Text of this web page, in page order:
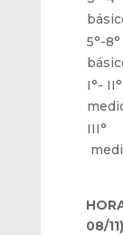
5°-8°
I°- II°
III°
08/11)